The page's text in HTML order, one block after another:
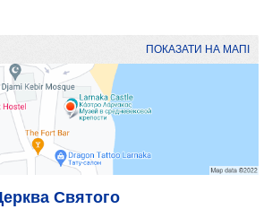
ПОКАЗАТИ НА МАПІ
Святого